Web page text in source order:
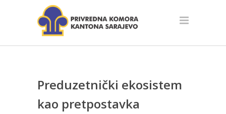
Preduzetnički ekosistem
kao pretpostavka